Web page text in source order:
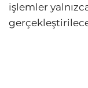
işlemler